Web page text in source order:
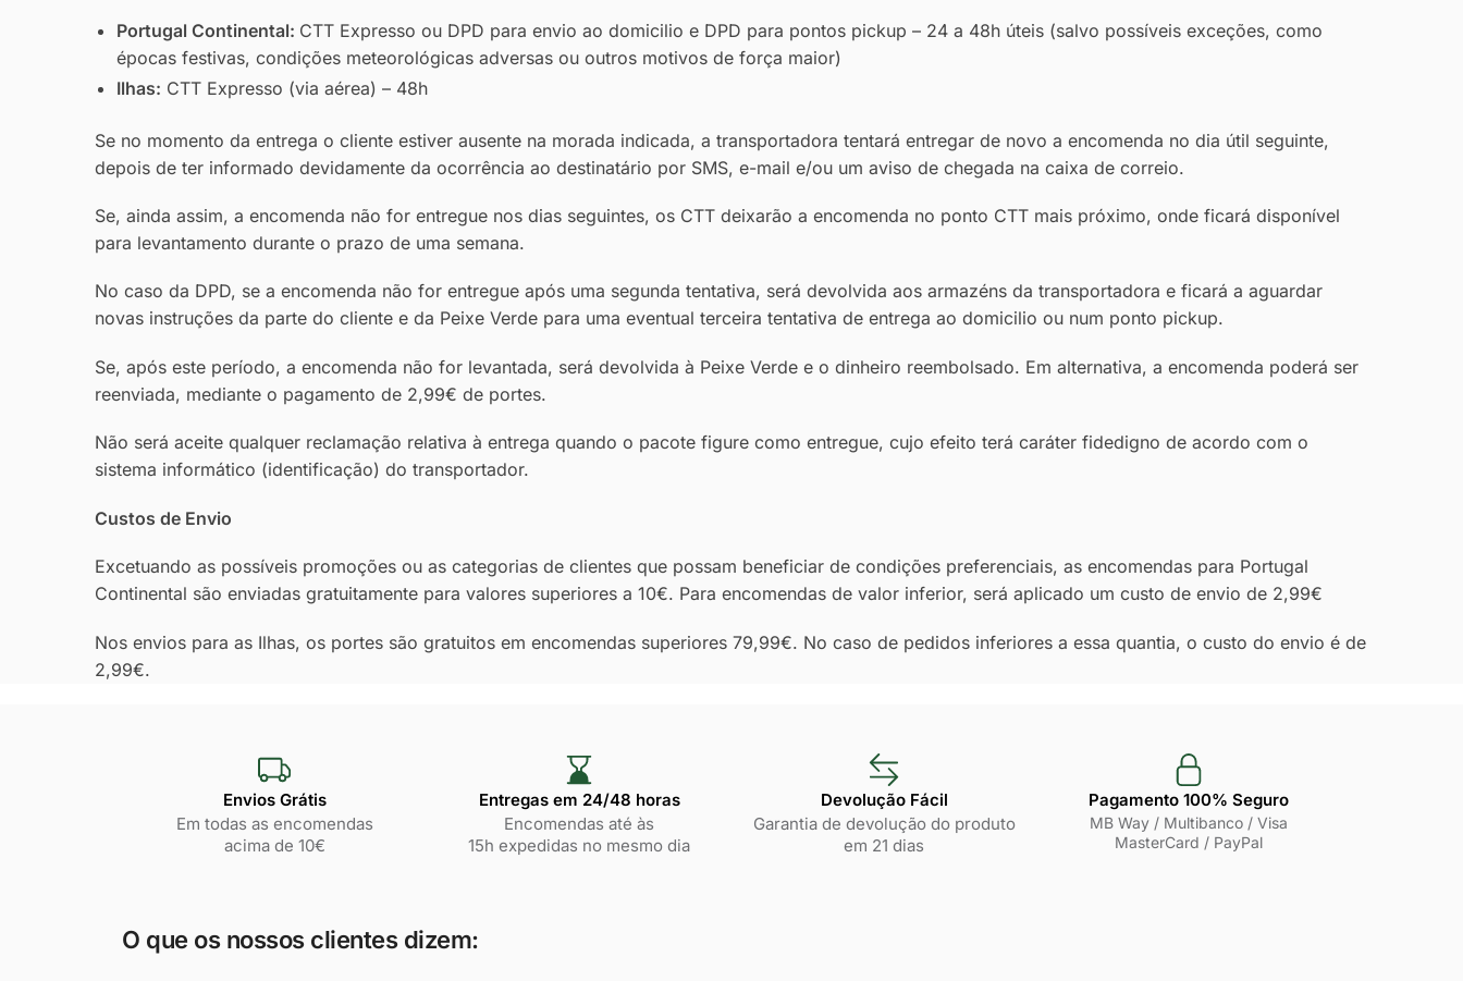
Portugal Continental: CTT Expresso ou DPD para envio ao domicilio e DPD para pontos pickup – 24 a 48h úteis (salvo possíveis exceções, como
épocas festivas, condições meteorológicas adversas ou outros motivos de força maior)
Ilhas: CTT Expresso (via aérea) – 48h
Se no momento da entrega o cliente estiver ausente na morada indicada, a transportadora tentará entregar de novo a encomenda no dia útil seguinte,
depois de ter informado devidamente da ocorrência ao destinatário por SMS, e-mail e/ou um aviso de chegada na caixa de correio.
Se, ainda assim, a encomenda não for entregue nos dias seguintes, os CTT deixarão a encomenda no ponto CTT mais próximo, onde ficará disponível
para levantamento durante o prazo de uma semana.
No caso da DPD, se a encomenda não for entregue após uma segunda tentativa, será devolvida aos armazéns da transportadora e ficará a aguardar
novas instruções da parte do cliente e da Peixe Verde para uma eventual terceira tentativa de entrega ao domicilio ou num ponto pickup.
Se, após este período, a encomenda não for levantada, será devolvida à Peixe Verde e o dinheiro reembolsado. Em alternativa, a encomenda poderá ser
reenviada, mediante o pagamento de 2,99€ de portes.
Não será aceite qualquer reclamação relativa à entrega quando o pacote figure como entregue, cujo efeito terá caráter fidedigno de acordo com o
sistema informático (identificação) do transportador.
Custos de Envio
Excetuando as possíveis promoções ou as categorias de clientes que possam beneficiar de condições preferenciais, as encomendas para Portugal
Continental são enviadas gratuitamente para valores superiores a 10€. Para encomendas de valor inferior, será aplicado um custo de envio de 2,99€
Nos envios para as Ilhas, os portes são gratuitos em encomendas superiores 79,99€. No caso de pedidos inferiores a essa quantia, o custo do envio é de
2,99€.
Envios Grátis
Em todas as encomendas
acima de 10€
Entregas em 24/48 horas​
Encomendas até às
15h expedidas no mesmo dia
Devolução Fácil
Garantia de devolução do produto
em 21 dias
Pagamento 100% Seguro
MB Way / Multibanco / Visa
MasterCard / PayPal
O que os nossos clientes dizem: